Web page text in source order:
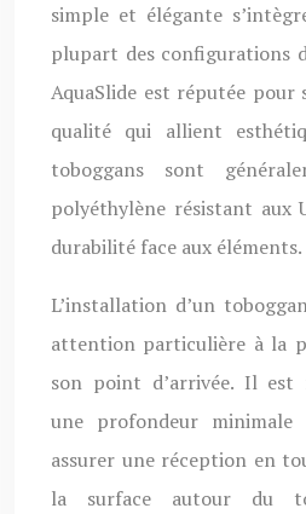
simple et élégante
plupart des configurations
AquaSlide est réputée pour
qualité qui allient
toboggans sont
polyéthylène résistant aux
durabilité face aux éléments.
L’installation d’un
attention particulière à la
son point d’arrivée. Il est
une profondeur
assurer une réception en
la surface autour du